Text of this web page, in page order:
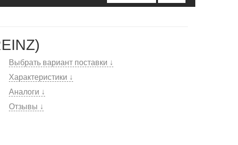
Выбрать вариант поставки ↓
Характеристики ↓
Аналоги ↓
Отзывы ↓